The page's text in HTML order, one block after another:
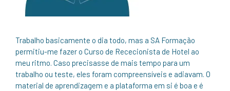
Trabalho basicamente o dia todo, mas a SA Formação
permitiu-me fazer o Curso de Rececionista de Hotel ao
meu ritmo. Caso precisasse de mais tempo para um
trabalho ou teste, eles foram compreensíveis e adiavam. O
material de aprendizagem e a plataforma em si é boa e é